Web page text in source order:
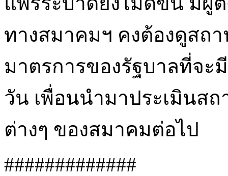
ทางสมาคมฯ คงต้องดูสถ
มาตรการของรัฐบาลที่จะ
วัน เพื่อนนำมาประเมินส
ต่างๆ ของสมาคมต่อไป
#############